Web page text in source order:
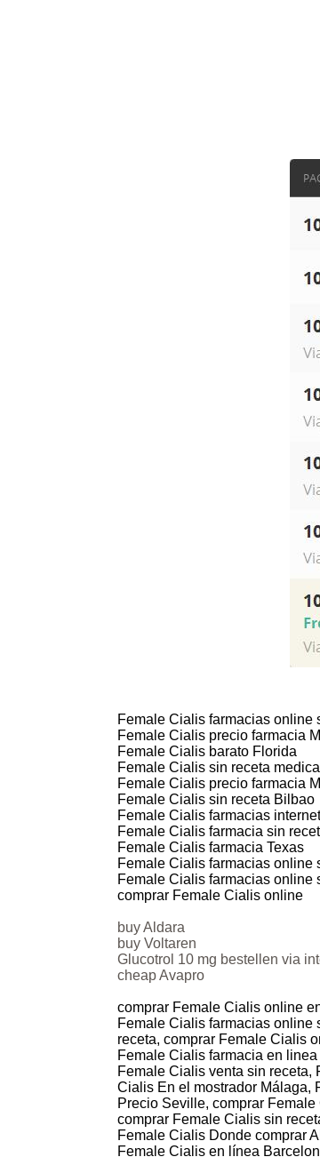
Female Cialis farmacias online
Female Cialis precio farmacia
Female Cialis barato Florida
Female Cialis sin receta medica
Female Cialis precio farmacia
Female Cialis sin receta Bilbao
Female Cialis farmacias
Female Cialis farmacia sin
Female Cialis farmacia Texas
Female Cialis farmacias online
Female Cialis farmacias online
comprar Female Cialis online
buy Aldara
buy Voltaren
Glucotrol 10 mg bestellen via
cheap Avapro
comprar Female Cialis online
Female Cialis farmacias online
receta, comprar Female Cialis
Female Cialis farmacia en
Female Cialis venta sin
Cialis En el mostrador Málaga,
Precio Seville, comprar
comprar Female Cialis sin
Female Cialis Donde comprar
Female Cialis en línea